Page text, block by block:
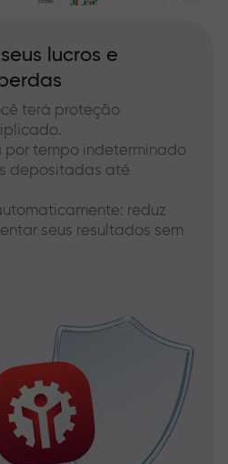
lucros e
terá proteção
por tempo indeterminado
depositadas até
reduz
seus resultados sem